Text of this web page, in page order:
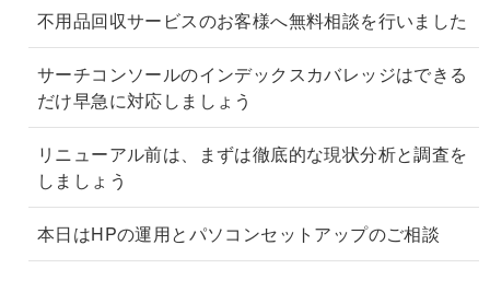
不用品回収サービスのお客様へ無料相談を行いました
サーチコンソールのインデックスカバレッジはできる
だけ早急に対応しましょう
リニューアル前は、まずは徹底的な現状分析と調査を
しましょう
本日はHPの運用とパソコンセットアップのご相談